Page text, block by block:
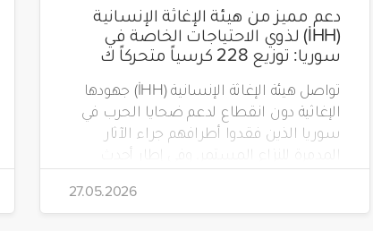
دعم مميز من هيئة الإغاثة الإنسانية
(İHH) لذوي الاحتياجات الخاصة في
سوريا: توزيع 228 كرسياً متحركاً ك
تواصل هيئة الإغاثة الإنسانية (İHH) جهودها
الإغاثية دون انقطاع لدعم ضحايا الحرب في
سوريا الذين فقدوا أطرافهم جراء الآثار
المدمرة للنزاع المستمر. وفي إطار أحدث
مشاريعها، قامت الهيئة بتوزيع 228 كرسياً
متحركاً كهربائياً على أشخاص من ذوي
الاحتياجات الخاصة يعيشون في ظروف
27.05.2026